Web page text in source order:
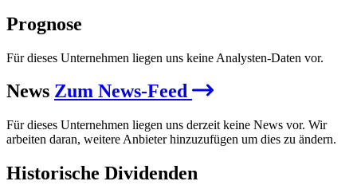
Prognose
Für dieses Unternehmen liegen uns keine Analysten-Daten vor.
News Zum News-Feed
Für dieses Unternehmen liegen uns derzeit keine News vor. Wir
arbeiten daran, weitere Anbieter hinzuzufügen um dies zu ändern.
Historische Dividenden